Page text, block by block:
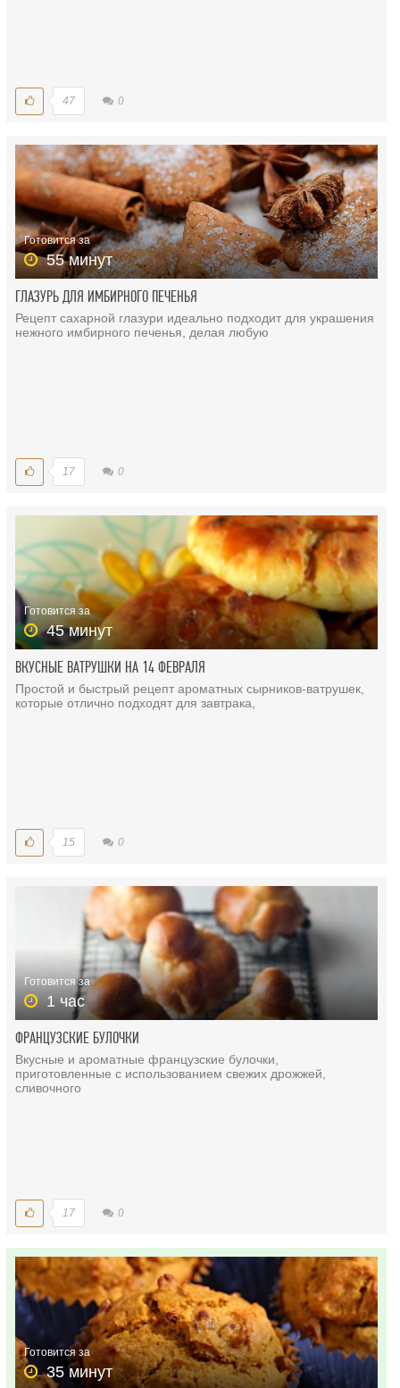
47 0
Готовится за
55 минут
ГЛАЗУРЬ ДЛЯ ИМБИРНОГО ПЕЧЕНЬЯ
Рецепт сахарной глазури идеально подходит для украшения
нежного имбирного печенья, делая любую
17 0
Готовится за
45 минут
ВКУСНЫЕ ВАТРУШКИ НА 14 ФЕВРАЛЯ
Простой и быстрый рецепт ароматных сырников-ватрушек,
которые отлично подходят для завтрака,
15 0
Готовится за
1 час
ФРАНЦУЗСКИЕ БУЛОЧКИ
Вкусные и ароматные французские булочки,
приготовленные с использованием свежих дрожжей,
сливочного
17 0
Готовится за
35 минут